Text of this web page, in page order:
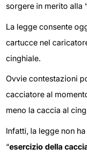
sorgere in merito alla
La legge consente
cartucce nel
cinghiale.
Ovvie contestazioni
cacciatore al
meno la caccia al
Infatti, la legge non
“esercizio della